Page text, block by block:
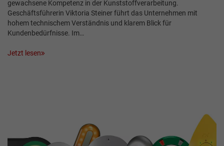
gewachsene Kompetenz in der Kunststoffverarbeitung.
Geschäftsführerin Viktoria Steiner führt das Unternehmen mit
hohem technischem Verständnis und klarem Blick für
Kundenbedürfnisse. Im…
Jetzt lesen